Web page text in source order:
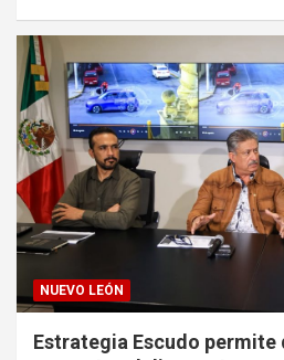
NUEVO LEÓN
Estrategia Escudo